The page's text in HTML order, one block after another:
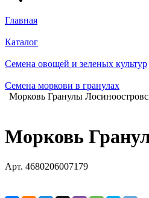
Главная
Каталог
Семена овощей и зеленых культур
Семена моркови в гранулах
Морковь Гранулы
Морковь
Арт. 4680206007179